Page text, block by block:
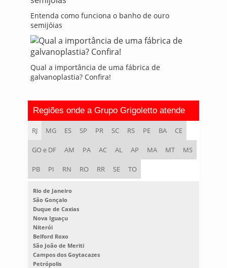
Entenda como funciona o banho de ouro
semijóias
Qual a importância de uma fábrica de
galvanoplastia? Confira!
Regiões onde a Grupo Grigoletto atende
RJ MG ES SP PR SC RS PE BA CE
GO e DF AM PA AC AL AP MA MT MS
PB PI RN RO RR SE TO
Rio de Janeiro
São Gonçalo
Duque de Caxias
Nova Iguaçu
Niterói
Belford Roxo
São João de Meriti
Campos dos Goytacazes
Petrópolis